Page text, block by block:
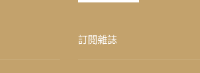
訂閱雜誌